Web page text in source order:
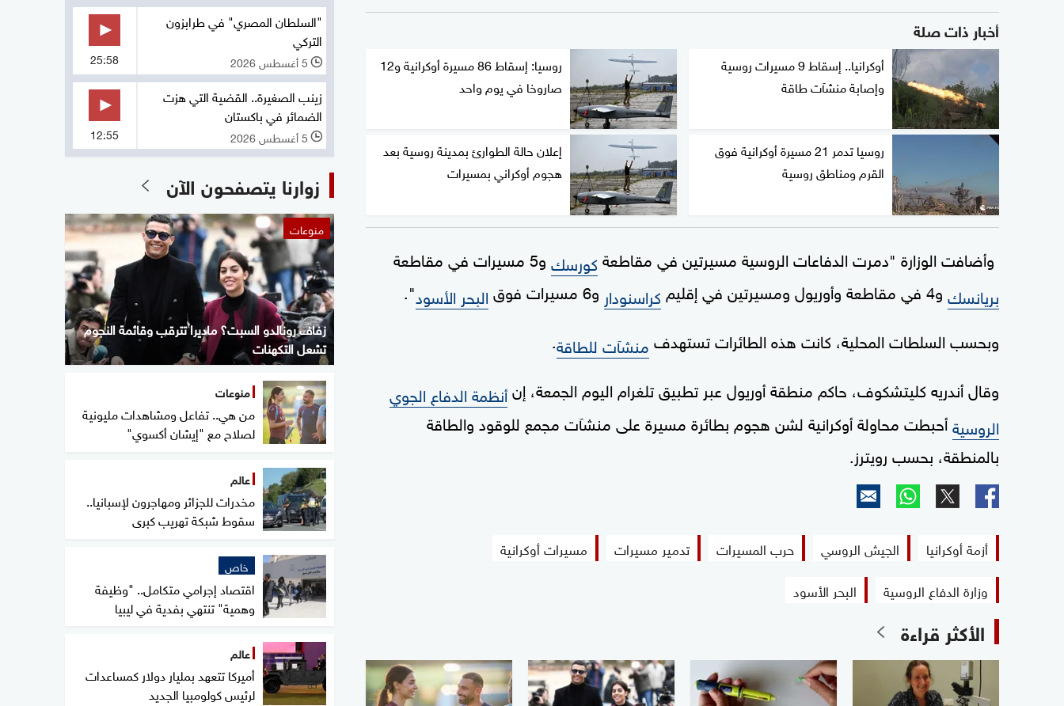
أخبار ذات صلة
أوكرانيا.. إسقاط 9 مسيرات روسية
وإصابة منشآت طاقة
روسيا: إسقاط 86 مسيرة أوكرانية و12
صاروخا في يوم واحد
روسيا تدمر 21 مسيرة أوكرانية فوق
القرم ومناطق روسية
إعلان حالة الطوارئ بمدينة روسية بعد
هجوم أوكراني بمسيرات
وأضافت الوزارة "دمرت الدفاعات الروسية مسيرتين في مقاطعة كورسك و5 مسيرات في مقاطعة
بريانسك و4 في مقاطعة وأوريول ومسيرتين في إقليم كراسنودار و6 مسيرات فوق البحر الأسود".
وبحسب السلطات المحلية، كانت هذه الطائرات تستهدف منشآت للطاقة.
وقال أندريه كليتشكوف، حاكم منطقة أوريول عبر تطبيق تلغرام اليوم الجمعة، إنأنظمة الدفاع الجوي
الروسيةأحبطت محاولة أوكرانية لشن هجوم بطائرة مسيرة على منشآت مجمع للوقود والطاقة
بالمنطقة، بحسب رويترز.
أزمة أوكرانيا الجيش الروسي حرب المسيرات تدمير مسيرات
مسيرات أوكرانية
وزارة الدفاع الروسية
البحر الأسود
الأكثر قراءة
"السلطان المصري" في طرابزون
التركي
l 5 أغسطس 2026 25:58
زينب الصغيرة.. القضية التي هزت
الضمائر في باكستان
l 5 أغسطس 2026 12:55
زوارنا يتصفحون الآن
منوعات
زفاف رونالدو السبت؟ ماديرا تترقب وقائمة النجوم
تشعل التكهنات
منوعات
من هي.. تفاعل ومشاهدات مليونية
لصلاح مع "إيشان أكسوي"
عالم
مخدرات للجزائر ومهاجرون لإسبانيا..
سقوط شبكة تهريب كبرى
خاص
اقتصاد إجرامي متكامل.. "وظيفة
وهمية" تنتهي بفدية في ليبيا
عالم
أميركا تتعهد بمليار دولار كمساعدات
لرئيس كولومبيا الجديد